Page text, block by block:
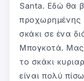
Santa. Εδώ θα
προχωρημένης
σκάκι σε ένα
Μπογκοτά. Μας
το σκάκι
είναι πολύ